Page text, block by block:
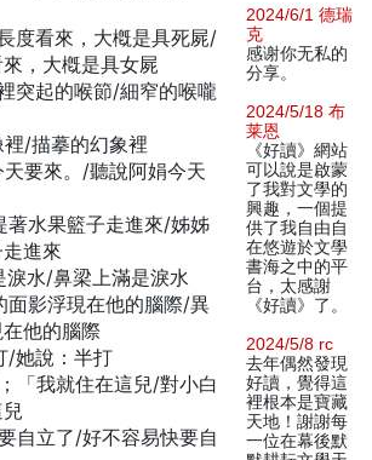
度看來，大槪是具死屍/
，大槪是具女屍
突起的喉節/細窄的喉嚨
/描摹的幻象裡
要來。/聽說阿娟今天
著水果籃子走進來/姊姊
進來
水/鼻梁上滿是淚水
面影浮現在他的腦際/異
他的腦際
/她說：半打
「我就住在這兒/對小白
自立了/好不容易快要自
2024/6/1 德瑞
克
感谢你无私的
分享。
2024/5/18 布
莱恩
《好讀》網站
可以說是啟蒙
了我對文學的
興趣，一個提
供了我自由自
在悠遊於文學
書海之中的平
台，太感謝
《好讀》了。
2024/5/8 rc
去年偶然發現
好讀，覺得這
裡根本是寶藏
天地！謝謝每
一位在幕後默